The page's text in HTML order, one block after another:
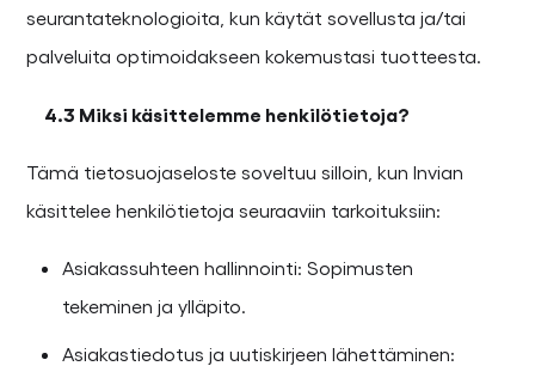
seurantateknologioita, kun käytät sovellusta ja/tai
palveluita optimoidakseen kokemustasi tuotteesta.
4.3 Miksi käsittelemme henkilötietoja?
Tämä tietosuojaseloste soveltuu silloin, kun Invian
käsittelee henkilötietoja seuraaviin tarkoituksiin:
Asiakassuhteen hallinnointi: Sopimusten
tekeminen ja ylläpito.
Asiakastiedotus ja uutiskirjeen lähettäminen: